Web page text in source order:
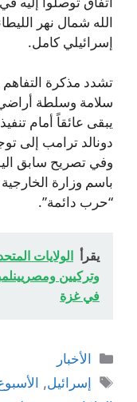
الله شمال نهر
إسرائيلي كامل.
تشدد مذكرة التفاهم
سلامة وسلطة أراضي
يبقى عائقاً أمام
دونالد ترامب إلى
وفي تصريح سابق
باسم وزارة الخارجية
“حرب دائمة”.
يقرأ الولايات
وتركيين
في غزة
التصنيفات
الأخبار
الوسوم
إسرائيل,